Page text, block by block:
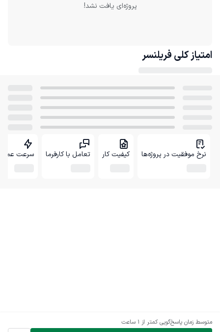
متوسط زمان پاسخ‌گویی کمتر از 1 ساعت
پروژه‌ای یافت نشد!
امتیاز کلی فریلنسر
نرخ موفقیت در پروژه‌ها کیفیت کار تعامل با کارفرما سرعت عمل